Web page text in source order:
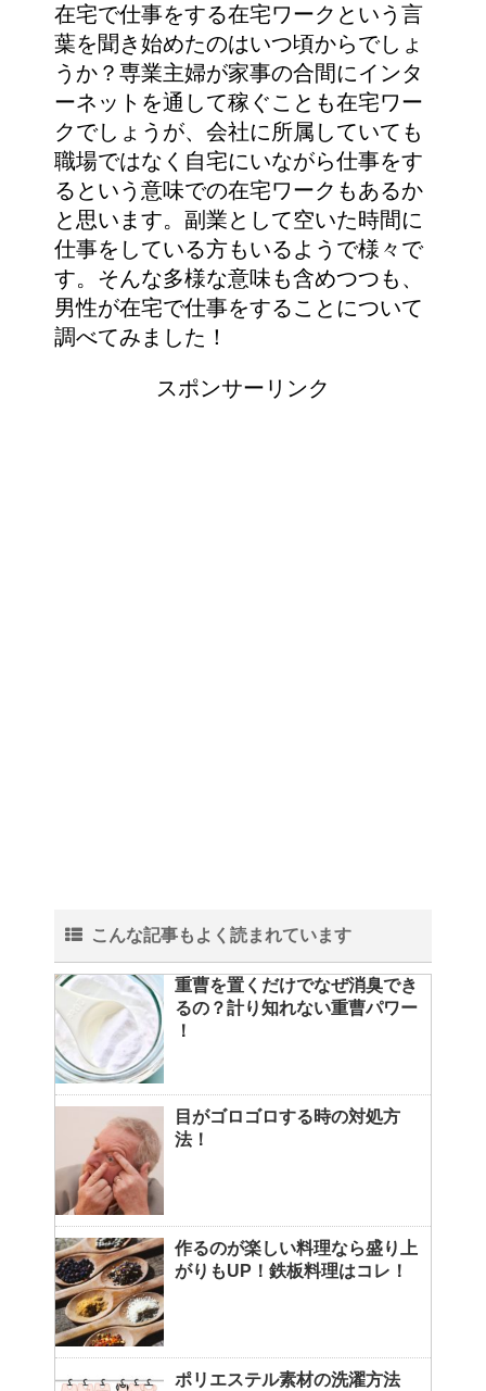
在宅で仕事をする在宅ワークという言
葉を聞き始めたのはいつ頃からでしょ
うか？専業主婦が家事の合間にインタ
ーネットを通して稼ぐことも在宅ワー
クでしょうが、会社に所属していても
職場ではなく自宅にいながら仕事をす
るという意味での在宅ワークもあるか
と思います。副業として空いた時間に
仕事をしている方もいるようで様々で
す。そんな多様な意味も含めつつも、
男性が在宅で仕事をすることについて
調べてみました！
スポンサーリンク
こんな記事もよく読まれています
重曹を置くだけでなぜ消臭でき
るの？計り知れない重曹パワー
！
目がゴロゴロする時の対処方
法！
作るのが楽しい料理なら盛り上
がりもUP！鉄板料理はコレ！
ポリエステル素材の洗濯方法